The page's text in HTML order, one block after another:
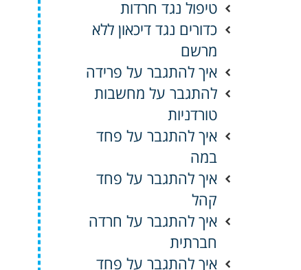
טיפול נגד חרדות
כדורים נגד דיכאון ללא
מרשם
איך להתגבר על פרידה
להתגבר על מחשבות
טורדניות
איך להתגבר על פחד
במה
איך להתגבר על פחד
קהל
איך להתגבר על חרדה
חברתית
איך להתגבר על פחד